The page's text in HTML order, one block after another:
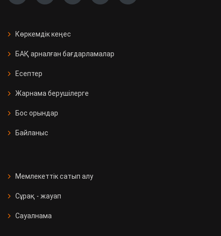
Көркемдік кеңес
БАҚ арналған бағдарламалар
Есептер
Жарнама берушілерге
Бос орындар
Байланыс
Мемлекеттік сатып алу
Сұрақ - жауап
Сауалнама